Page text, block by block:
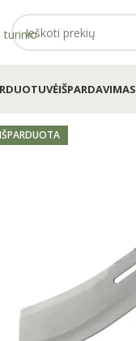
turinio
IŠPARDAVIMAS
IŠPARDUOTA